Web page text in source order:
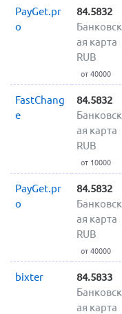
PayGet.pr
o
84.5832
Банковск
ая карта
RUB
от 40000
FastChang
e
84.5832
Банковск
ая карта
RUB
от 10000
PayGet.pr
o
84.5832
Банковск
ая карта
RUB
от 40000
bixter
84.5833
Банковск
ая карта